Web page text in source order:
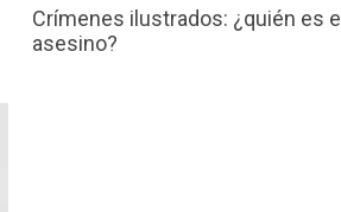
Crímenes ilustrados: ¿quién es el
asesino?